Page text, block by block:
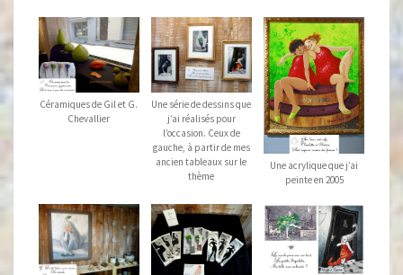
Céramiques de Gil et G.
Chevallier
Une série de dessins que
j’ai réalisés pour
l’occasion. Ceux de
gauche, à partir de mes
ancien tableaux sur le
thème
Une acrylique que j’ai
peinte en 2005